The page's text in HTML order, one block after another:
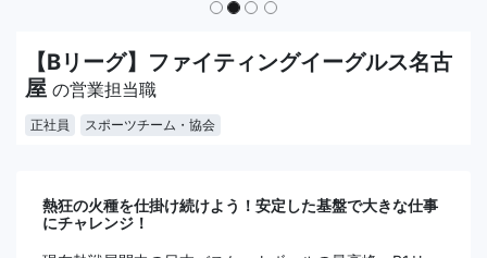
【Bリーグ】ファイティングイーグルス名古
屋 の営業担当職
正社員 スポーツチーム・協会
熱狂の火種を仕掛け続けよう！安定した基盤で大きな仕事
にチャレンジ！